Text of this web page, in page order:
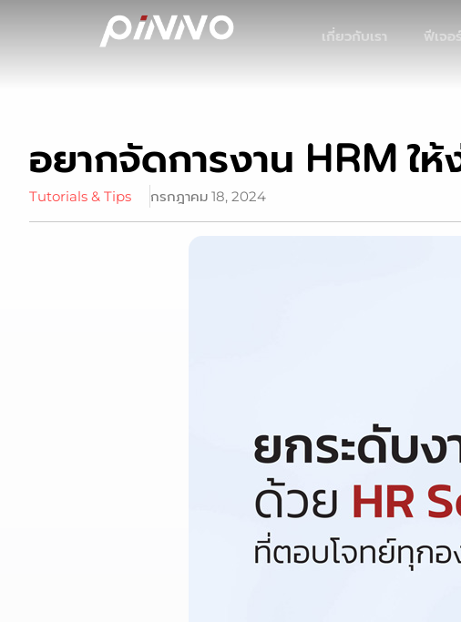
เกี่ยวกับเรา ฟีเจอ
อยากจัดการงาน HRM ใ
Tutorials & Tips กรกฎาคม 18, 2024